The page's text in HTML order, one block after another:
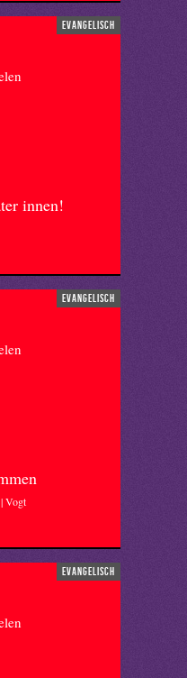
evangelisch
innen!
evangelisch
Vogt
evangelisch